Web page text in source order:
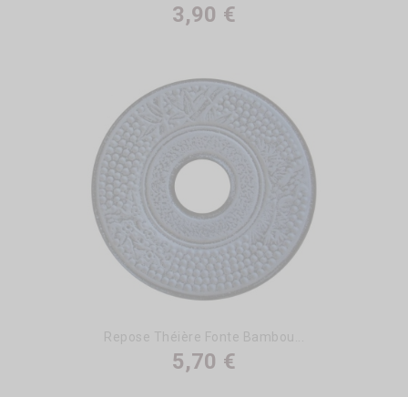
3,90 €
Repose Théière Fonte Bambou...
5,70 €